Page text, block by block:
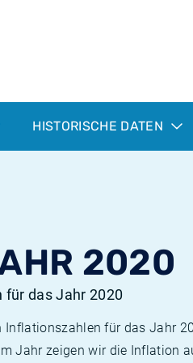
HISTORISCHE DATEN
2020
das Jahr 2020
für das Jahr
Jahr zeigen wir die Inflation